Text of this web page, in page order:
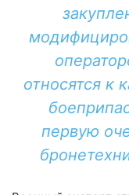
относятся к
первую